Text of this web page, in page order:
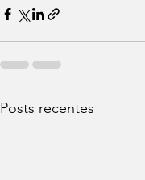
Posts recentes